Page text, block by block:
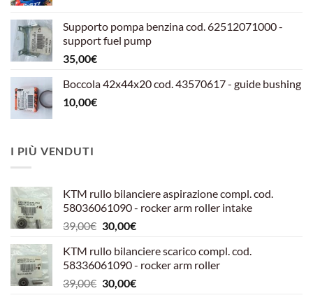
era:
599,00€.
è:
540,00€.
Supporto pompa benzina cod. 62512071000 -
support fuel pump
35,00€
Boccola 42x44x20 cod. 43570617 - guide bushing
10,00€
I PIÙ VENDUTI
KTM rullo bilanciere aspirazione compl. cod.
58036061090 - rocker arm roller intake
39,00€ Il
originale
era:
39,00€.
30,00€Il
attuale
è:
30,00€.
KTM rullo bilanciere scarico compl. cod.
58336061090 - rocker arm roller
39,00€ Il
30,00€Il